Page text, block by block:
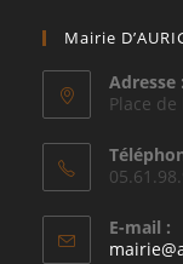
Mairie
Adresse :
Place de
E-mail :